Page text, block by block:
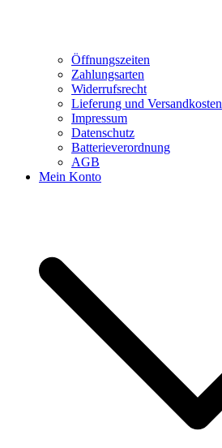
Öffnungszeiten
Zahlungsarten
Widerrufsrecht
Lieferung und Versandkosten
Impressum
Datenschutz
Batterieverordnung
AGB
Mein Konto